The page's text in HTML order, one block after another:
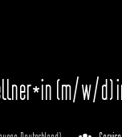
(m/w/d)